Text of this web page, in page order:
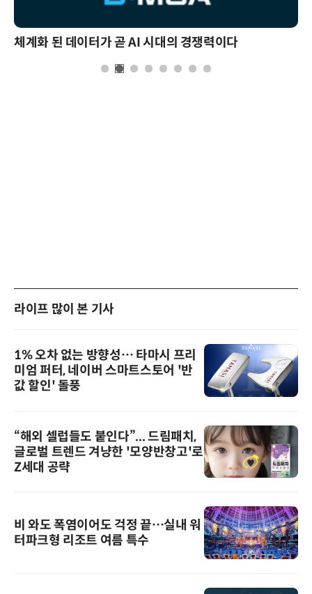
체계화 된 데이터가 곧 AI 시대의 경쟁력이다
라이프 많이 본 기사
1% 오차 없는 방향성… 타마시 프리
미엄 퍼터, 네이버 스마트스토어 '반
값 할인' 돌풍
“해외 셀럽들도 붙인다”... 드림패치,
글로벌 트렌드 겨냥한 '모양반창고'로
Z세대 공략
비 와도 폭염이어도 걱정 끝…실내 워
터파크형 리조트 여름 특수